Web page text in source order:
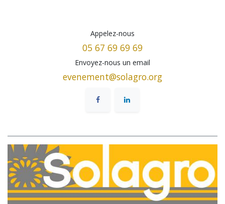
Appelez-nous
05 67 69 69 69
Envoyez-nous un email
evenement@solagro.org